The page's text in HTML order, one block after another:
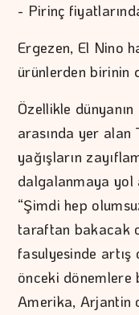
- Pirinç
Ergezen, El Nino
ürünlerden birinin
Özellikle
arasında yer alan
yağışların
dalgalanmaya yol
“Şimdi hep
taraftan bakacak
fasulyesinde artış
önceki dönemlere
Amerika, Arjantin